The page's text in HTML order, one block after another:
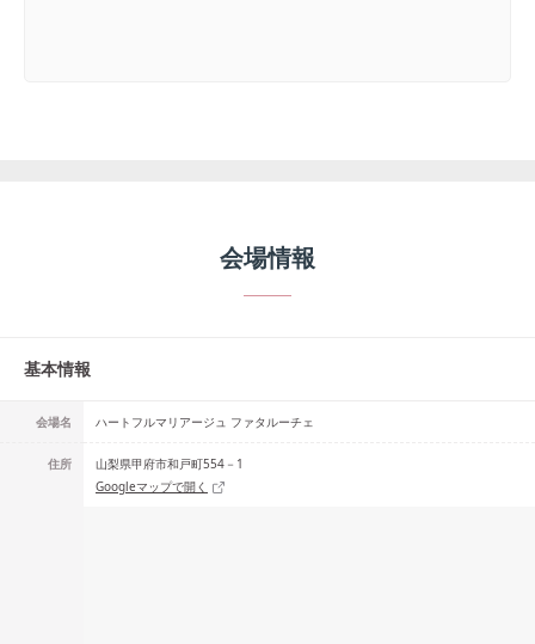
会場情報
基本情報
会場名 ハートフルマリアージュ ファタルーチェ
住所
山梨県甲府市和戸町554－1
Googleマップで開く